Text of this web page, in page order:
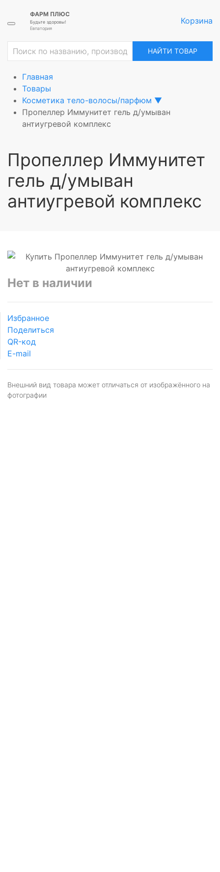
ФАРМ ПЛЮС
Будьте здоровы!
Евпатория
Корзина
НАЙТИ ТОВАР
Главная
Товары
Косметика тело-волосы/парфюм ▼
Пропеллер Иммунитет гель д/умыван
антиугревой комплекс
Пропеллер Иммунитет
гель д/умыван
антиугревой комплекс
Нет в наличии
Избранное
Поделиться
QR-код
E-mail
Внешний вид товара может отличаться от изображённого на
фотографии